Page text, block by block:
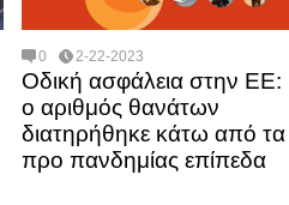
0 2-22-2023
Οδική ασφάλεια στην ΕΕ:
ο αριθμός θανάτων
διατηρήθηκε κάτω από τα
προ πανδημίας επίπεδα